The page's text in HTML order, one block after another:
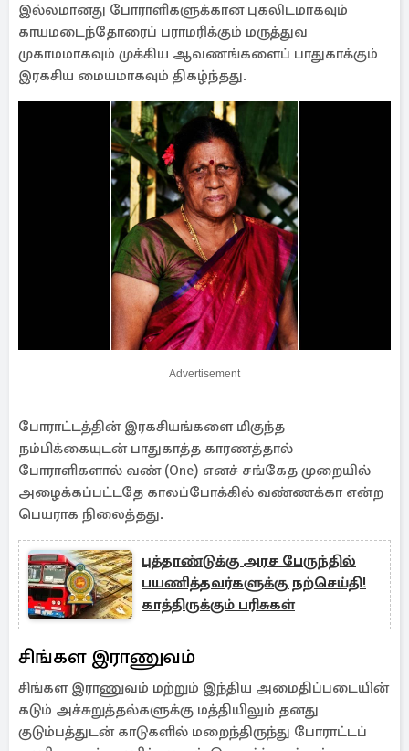
இல்லமானது போராளிகளுக்கான புகலிடமாகவும்
காயமடைந்தோரைப் பராமரிக்கும் மருத்துவ
முகாமமாகவும் முக்கிய ஆவணங்களைப் பாதுகாக்கும்
இரகசிய மையமாகவும் திகழ்ந்தது.
Advertisement
போராட்டத்தின் இரகசியங்களை மிகுந்த
நம்பிக்கையுடன் பாதுகாத்த காரணத்தால்
போராளிகளால் வண் (One) எனச் சங்கேத முறையில்
அழைக்கப்பட்டதே காலப்போக்கில் வண்ணக்கா என்ற
பெயராக நிலைத்தது.
புத்தாண்டுக்கு அரச பேருந்தில்
பயணித்தவர்களுக்கு நற்செய்தி!
காத்திருக்கும் பரிசுகள்
சிங்கள இராணுவம்
சிங்கள இராணுவம் மற்றும் இந்திய அமைதிப்படையின்
கடும் அச்சுறுத்தல்களுக்கு மத்தியிலும் தனது
குடும்பத்துடன் காடுகளில் மறைந்திருந்து போராட்டப்